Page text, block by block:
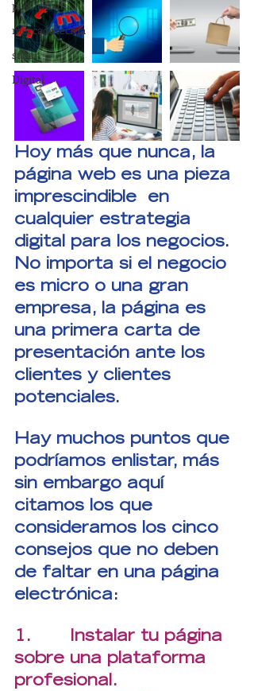
publicidad
mercadotecnia
saber
Digital
Hoy más que nunca, la
página web es una pieza
imprescindible  en
cualquier estrategia
digital para los negocios.
No importa si el negocio
es micro o una gran
empresa, la página es
una primera carta de
presentación ante los
clientes y clientes
potenciales.
Hay muchos puntos que
podríamos enlistar, más
sin embargo aquí
citamos los que
consideramos los cinco
consejos que no deben
de faltar en una página
electrónica:
1.       Instalar tu página
sobre una plataforma
profesional.